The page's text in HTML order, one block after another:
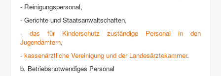
- Reinigungspersonal,
- Gerichte und Staatsanwaltschaften,
- das für Kinderschutz zuständige Personal in den
Jugendämtern,
- kassenärztliche Vereinigung und der Landesärztekammer.
b. Betriebsnotwendiges Personal